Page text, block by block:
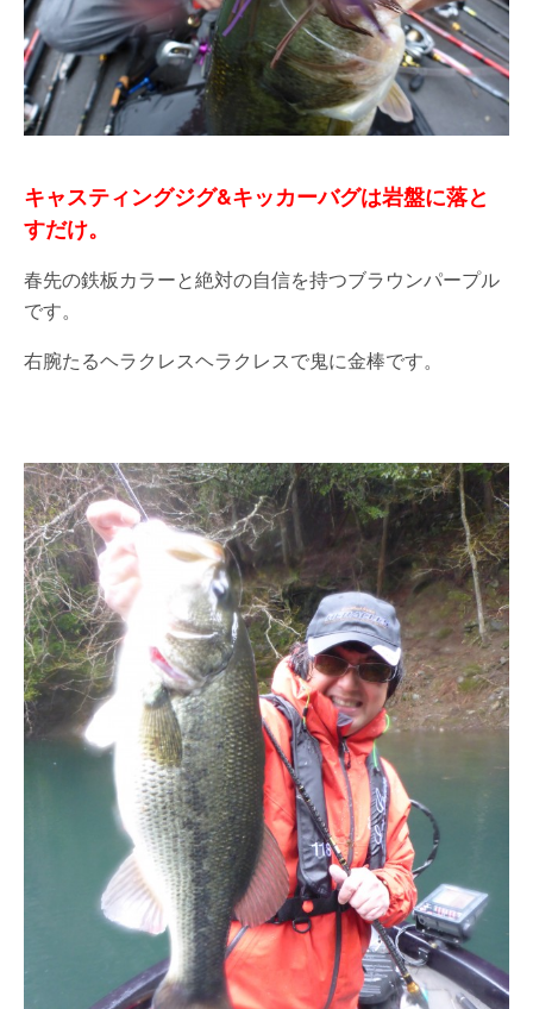
キャスティングジグ&キッカーバグは岩盤に落と
すだけ。
春先の鉄板カラーと絶対の自信を持つブラウンパープル
です。
右腕たるヘラクレスヘラクレスで鬼に金棒です。